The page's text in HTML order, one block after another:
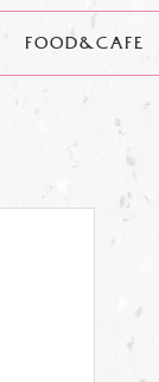
FOOD&CAFE